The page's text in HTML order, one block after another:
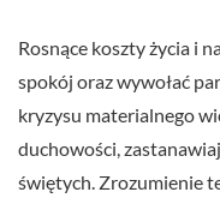
Rosnące koszty życia i
spokój oraz wywołać
kryzysu materialnego
duchowości,
świętych. Zrozumienie